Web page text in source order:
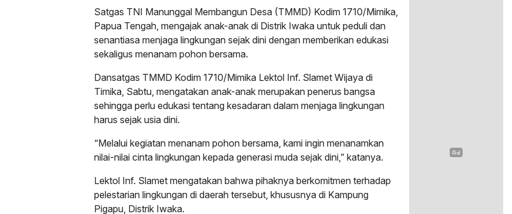
Satgas TNI Manunggal Membangun Desa (TMMD) Kodim 1710/Mimika,
Papua Tengah, mengajak anak-anak di Distrik Iwaka untuk peduli dan
senantiasa menjaga lingkungan sejak dini dengan memberikan edukasi
sekaligus menanam pohon bersama.
Dansatgas TMMD Kodim 1710/Mimika Lektol Inf. Slamet Wijaya di
Timika, Sabtu, mengatakan anak-anak merupakan penerus bangsa
sehingga perlu edukasi tentang kesadaran dalam menjaga lingkungan
harus sejak usia dini.
“Melalui kegiatan menanam pohon bersama, kami ingin menanamkan
nilai-nilai cinta lingkungan kepada generasi muda sejak dini,” katanya.
Lektol Inf. Slamet mengatakan bahwa pihaknya berkomitmen terhadap
pelestarian lingkungan di daerah tersebut, khususnya di Kampung
Pigapu, Distrik Iwaka.